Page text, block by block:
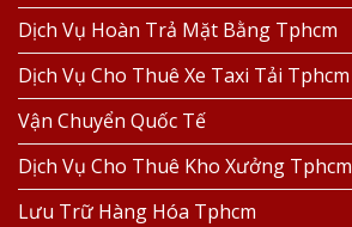
Dịch Vụ Hoàn Trả Mặt Bằng Tphcm
Dịch Vụ Cho Thuê Xe Taxi Tải Tphcm
Vận Chuyển Quốc Tế
Dịch Vụ Cho Thuê Kho Xưởng Tphcm
Lưu Trữ Hàng Hóa Tphcm